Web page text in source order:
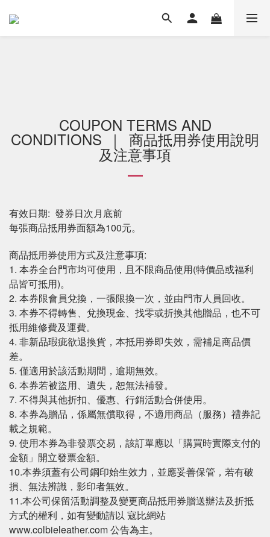
COUPON TERMS AND
CONDITIONS ｜ 商品抵用券使用說明
及注意事項
有效日期: 發券日次月底前
每張商品抵用券面額為100元。
商品抵用券使用方式及注意事項:
1. 本券全台門市均可使用，且不限商品使用(特價品或福利
品皆可抵用)。
2. 本券限會員兌換，一張限換一次，並由門市人員回收。
3. 本券不得轉售、兌換現金、找零或折換其他贈品，也不可
抵用維修費及運費。
4. 非新品瑕疵欲退換貨，本抵用券即失效，需補足商品價
差。
5. 僅適用於該活動期間，逾期無效。
6. 本券若被盜用、遺失，恕無法補發。
7. 不得與其他折扣、優惠、行銷活動合併使用。
8. 本券為贈品，係屬無償取得，不適用商品（服務）禮券記
載之規範。
9. 使用本券為非發票交易，該訂單應以「購買時實際支付的
金額」開立發票金額。
10.本券須蓋有公司鋼印始生效力，並應妥善保管，若有破
損、無法辨識，影印者無效。
11.本公司保留活動調整及變更商品抵用券贈送辦法及折抵
方式的權利，如有變動請以 寇比網站
www.colbieleather.com 公告為主。